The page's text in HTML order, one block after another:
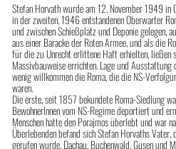
Stefan Horvath wurde am 12. November 1949 in
in der zweiten, 1946 entstandenen Oberwarter
und zwischen Schießplatz und Deponie gelegen,
aus einer Baracke der Roten Armee, und als die
für die zu Unrecht erlittene Haft erhielten, ließen
Massivbauweise errichten. Lage und
wenig willkommen die Roma, die die NS-
waren.
Die erste, seit 1857 bekundete Roma-Siedlung
BewohnerInnen vom NS-Regime deportiert und
Menschen hatte den Porajmos überlebt und war
Überlebenden befand sich Stefan Horvaths
gerufen wurde. Dachau, Buchenwald, Gusen und